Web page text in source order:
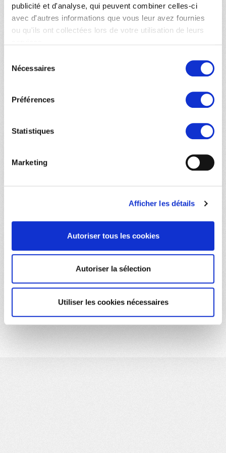
publicité et d'analyse, qui peuvent combiner celles-ci
avec d'autres informations que vous leur avez fournies
ou qu'ils ont collectées lors de votre utilisation de leurs
Nécessaires
Préférences
Statistiques
Marketing
Afficher les détails
Autoriser tous les cookies
Autoriser la sélection
Utiliser les cookies nécessaires